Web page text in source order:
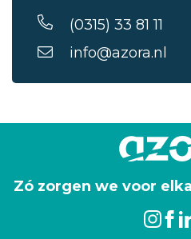
(0315) 33 81 11
info@azora.nl
Zó zorgen we voor